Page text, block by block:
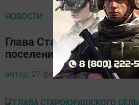
НОВОСТИ
Глава Староюрашского
поселения отчитался о
автор, 27 февраля 2015 - 13:16